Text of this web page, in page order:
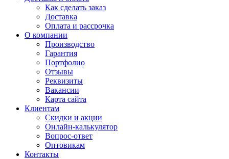
Как сделать заказ
Доставка
Оплата и рассрочка
О компании
Производство
Гарантия
Портфолио
Отзывы
Реквизиты
Вакансии
Карта сайта
Клиентам
Скидки и акции
Онлайн-калькулятор
Вопрос-ответ
Оптовикам
Контакты